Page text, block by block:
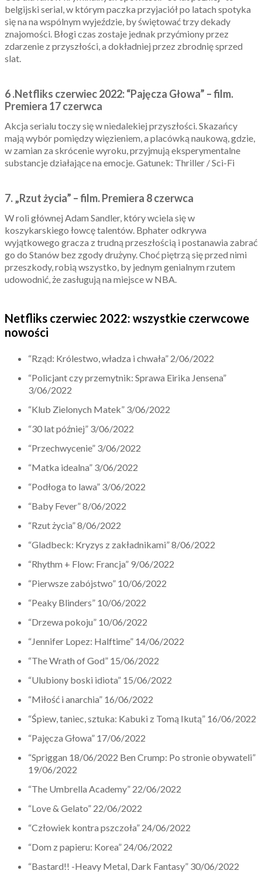
belgijski serial, w którym paczka przyjaciół po latach spotyka
się na na wspólnym wyjeździe, by świętować trzy dekady
znajomości. Błogi czas zostaje jednak przyćmiony przez
zdarzenie z przyszłości, a dokładniej przez zbrodnię sprzed
slat.
6 .Netfliks czerwiec 2022: “Pajęcza Głowa” – film.
Premiera 17 czerwca
Akcja serialu toczy się w niedalekiej przyszłości. Skazańcy
mają wybór pomiędzy więzieniem, a placówką naukową, gdzie,
w zamian za skrócenie wyroku, przyjmują eksperymentalne
substancje działające na emocje. Gatunek: Thriller / Sci-Fi
7. „Rzut życia” – film. Premiera 8 czerwca
W roli głównej Adam Sandler, który wciela się w
koszykarskiego łowcę talentów. Bphater odkrywa
wyjątkowego gracza z trudną przeszłością i postanawia zabrać
go do Stanów bez zgody drużyny. Choć piętrzą się przed nimi
przeszkody, robią wszystko, by jednym genialnym rzutem
udowodnić, że zasługują na miejsce w NBA.
Netfliks czerwiec 2022: wszystkie czerwcowe
nowości
“Rząd: Królestwo, władza i chwała” 2/06/2022
“Policjant czy przemytnik: Sprawa Eirika Jensena”
3/06/2022
“Klub Zielonych Matek” 3/06/2022
“30 lat później” 3/06/2022
“Przechwycenie” 3/06/2022
“Matka idealna” 3/06/2022
“Podłoga to lawa” 3/06/2022
“Baby Fever” 8/06/2022
“Rzut życia” 8/06/2022
“Gladbeck: Kryzys z zakładnikami” 8/06/2022
“Rhythm + Flow: Francja” 9/06/2022
“Pierwsze zabójstwo” 10/06/2022
“Peaky Blinders” 10/06/2022
“Drzewa pokoju” 10/06/2022
“Jennifer Lopez: Halftime” 14/06/2022
“The Wrath of God” 15/06/2022
“Ulubiony boski idiota” 15/06/2022
“Miłość i anarchia” 16/06/2022
“Śpiew, taniec, sztuka: Kabuki z Tomą Ikutą” 16/06/2022
“Pajęcza Głowa” 17/06/2022
“Spriggan 18/06/2022 Ben Crump: Po stronie obywateli”
19/06/2022
“The Umbrella Academy” 22/06/2022
“Love & Gelato” 22/06/2022
“Człowiek kontra pszczoła” 24/06/2022
“Dom z papieru: Korea” 24/06/2022
“Bastard!! -Heavy Metal, Dark Fantasy” 30/06/2022